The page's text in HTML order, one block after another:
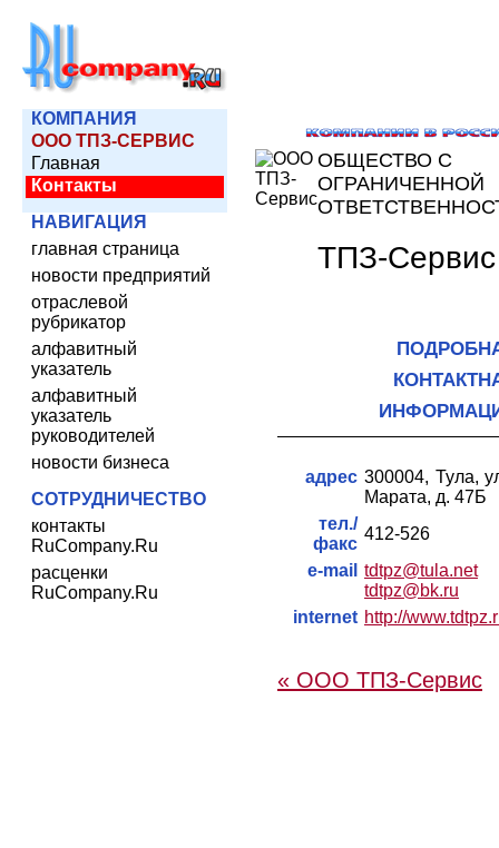
КОМПАНИЯ
ООО ТПЗ-СЕРВИС
Главная
Контакты
НАВИГАЦИЯ
главная страница
новости предприятий
отраслевой
рубрикатор
алфавитный
указатель
алфавитный
указатель
руководителей
новости бизнеса
СОТРУДНИЧЕСТВО
контакты
RuCompany.Ru
расценки
RuCompany.Ru
ОБЩЕСТВО С
ОГРАНИЧЕННОЙ
ТПЗ-Сервис
адрес 300004, Тула,
Марата, д. 47Б
тел./
факс
412-526
e-mail tdtpz@tula.net
tdtpz@bk.ru
internet http://
« ООО ТПЗ-Сервис